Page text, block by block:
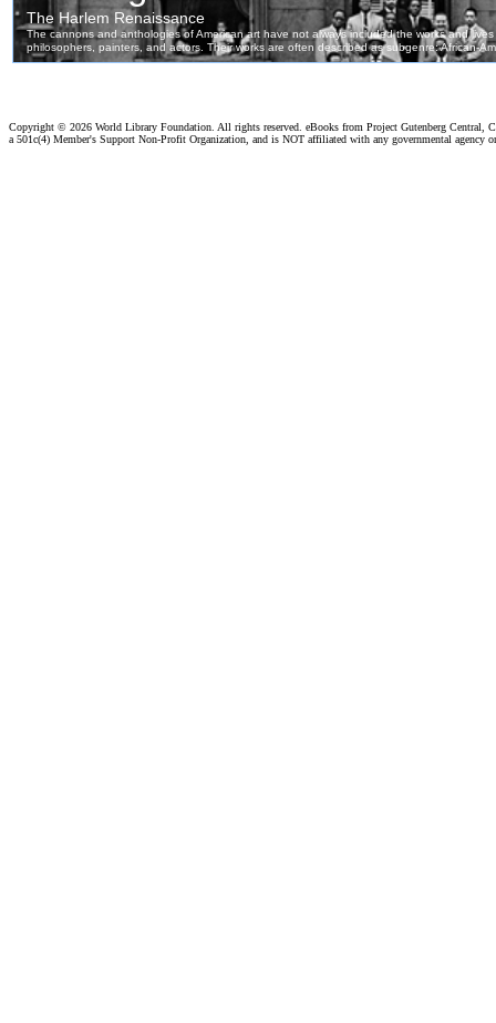
Copyright © 2026 World Library Foundation. All rights reserved. eBooks from Project Gutenberg Central,
a 501c(4) Member's Support Non-Profit Organization, and is NOT affiliated with any governmental agency